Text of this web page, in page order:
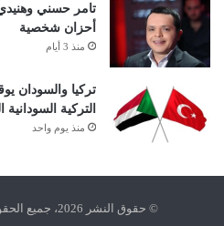
تامر حسني
أحزان شخصية
منذ 3 أيام
تركيا والسودان
التركية
منذ يوم واحد
© حقوق النشر 2026، جميع الحقوق محفوظة | كوش نيوز